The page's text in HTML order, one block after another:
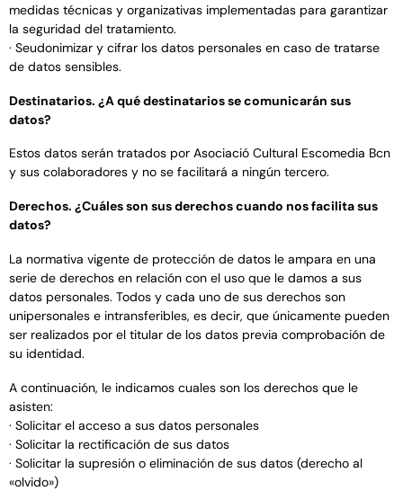
medidas técnicas y organizativas implementadas para garantizar
la seguridad del tratamiento.
· Seudonimizar y cifrar los datos personales en caso de tratarse
de datos sensibles.
Destinatarios. ¿A qué destinatarios se comunicarán sus
datos?
Estos datos serán tratados por Asociació Cultural Escomedia Bcn
y sus colaboradores y no se facilitará a ningún tercero.
Derechos. ¿Cuáles son sus derechos cuando nos facilita sus
datos?
La normativa vigente de protección de datos le ampara en una
serie de derechos en relación con el uso que le damos a sus
datos personales. Todos y cada uno de sus derechos son
unipersonales e intransferibles, es decir, que únicamente pueden
ser realizados por el titular de los datos previa comprobación de
su identidad.
A continuación, le indicamos cuales son los derechos que le
asisten:
· Solicitar el acceso a sus datos personales
· Solicitar la rectificación de sus datos
· Solicitar la supresión o eliminación de sus datos (derecho al
«olvido»)